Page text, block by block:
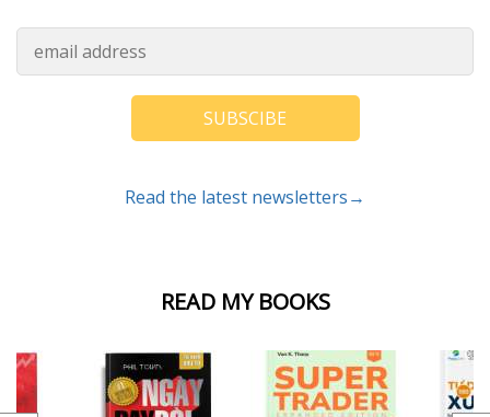
READ MY BOOKS
SUBSCIBE
Read the latest newsletters→